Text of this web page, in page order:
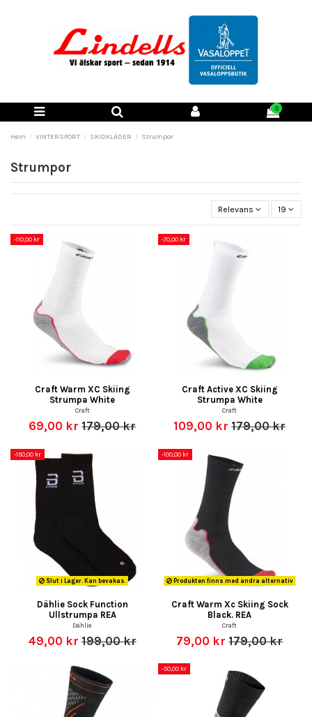
0
Hem VINTERSPORT SKIDKLÄDER Strumpor
Strumpor
Relevans 19
-110,00 kr
Craft Warm XC Skiing
Strumpa White
Craft
69,00 kr179,00 kr
-70,00 kr
Craft Active XC Skiing
Strumpa White
Craft
109,00 kr179,00 kr
-150,00 kr
Slut i Lager. Kan bevakas.
Dählie Sock Function
Ullstrumpa REA
Dählie
49,00 kr199,00 kr
-100,00 kr
Produkten finns med andra alternativ
Craft Warm Xc Skiing Sock
Black. REA
Craft
79,00 kr179,00 kr
-50,00 kr